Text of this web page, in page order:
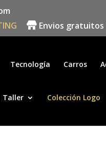
Envios
Tecnología Carros
Taller Colección Logo